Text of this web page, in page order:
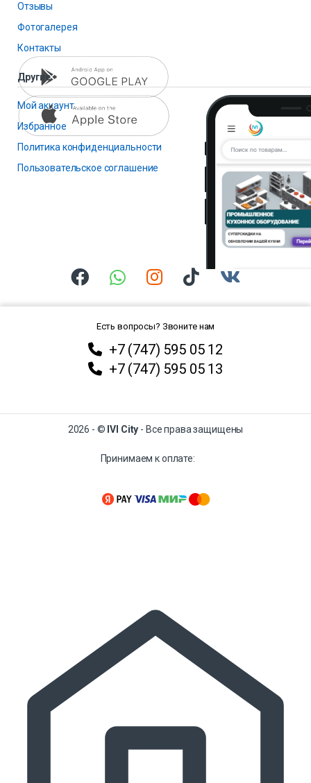
Отзывы
Фотогалерея
Контакты
Другие
Мой аккаунт
Избранное
Политика конфиденциальности
Пользовательское соглашение
Есть вопросы? Звоните нам
+7 (747) 595 05 12
+7 (747) 595 05 13
2026 - © IVI City - Все права защищены
Принимаем к оплате: